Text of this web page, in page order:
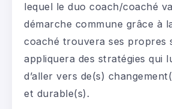
lequel le duo coach/coaché
démarche commune grâce à
coaché trouvera ses propres
appliquera des stratégies qui
d’aller vers de(s)
et durable(s).